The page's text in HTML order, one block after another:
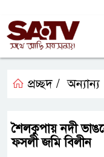
প্রচ্ছদ / অন্যান্য
শৈলকুপায় নদী
ফসলী জমি বিলীন